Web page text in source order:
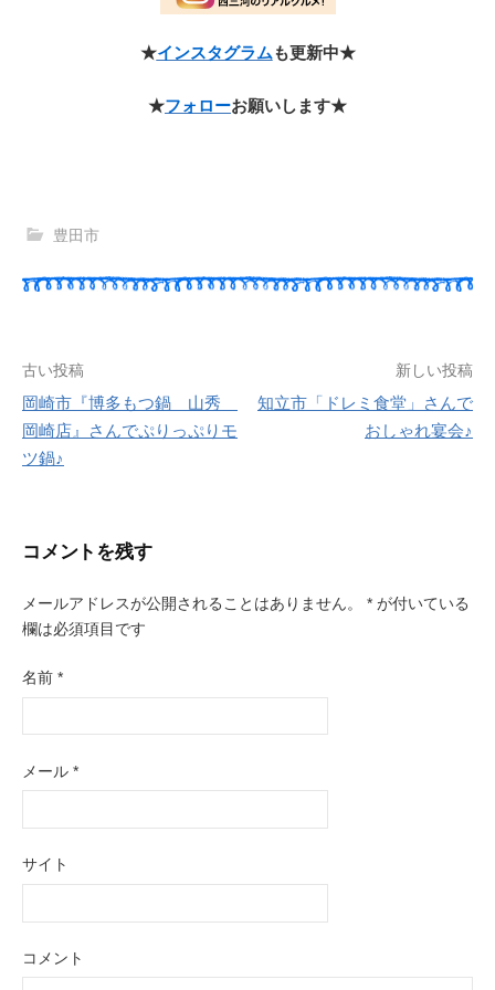
★インスタグラムも更新中★
★フォローお願いします★
豊田市
ナ
ビ
ー
シ
ョ
古い投稿
岡崎市『博多もつ鍋 山秀
岡崎店』さんでぷりっぷりモ
ツ鍋♪
新しい投稿
知立市「ドレミ食堂」さんで
おしゃれ宴会♪
コメントを残す
メールアドレスが公開されることはありません。 * が付いている
欄は必須項目です
名前 *
メール *
サイト
コメント